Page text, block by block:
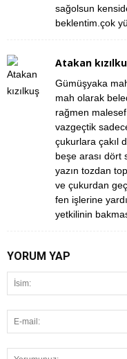
sağolsun
beklentim.çok
Atakan
Gümüşyaka
mah olarak
rağmen
vazgeçtik
çukurlara çakıl
beşe arası dört
yazın tozdan
ve çukurdan
fen işlerine
yetkilinin
YORUM YAP